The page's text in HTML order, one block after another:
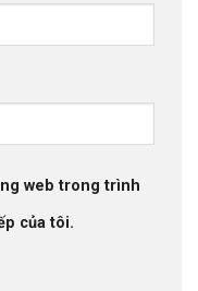
web trong trình
của tôi.